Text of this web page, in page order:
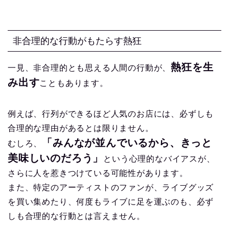
非合理的な行動がもたらす熱狂
一見、非合理的とも思える人間の行動が、熱狂を生
み出すこともあります。
例えば、行列ができるほど人気のお店には、必ずしも
合理的な理由があるとは限りません。
むしろ、
「みんなが並んでいるから、きっと
美味しいのだろう」
という心理的なバイアスが、
さらに人を惹きつけている可能性があります。
また、特定のアーティストのファンが、ライブグッズ
を買い集めたり、何度もライブに足を運ぶのも、必ず
しも合理的な行動とは言えません。